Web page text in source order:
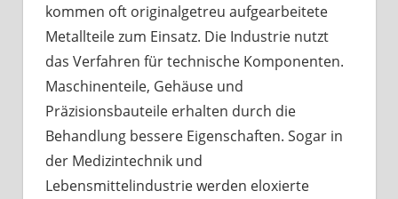
kommen oft originalgetreu aufgearbeitete
Metallteile zum Einsatz. Die Industrie nutzt
das Verfahren für technische Komponenten.
Maschinenteile, Gehäuse und
Präzisionsbauteile erhalten durch die
Behandlung bessere Eigenschaften. Sogar in
der Medizintechnik und
Lebensmittelindustrie werden eloxierte